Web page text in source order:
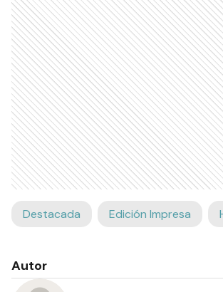
Destacada Edición Impresa
Autor